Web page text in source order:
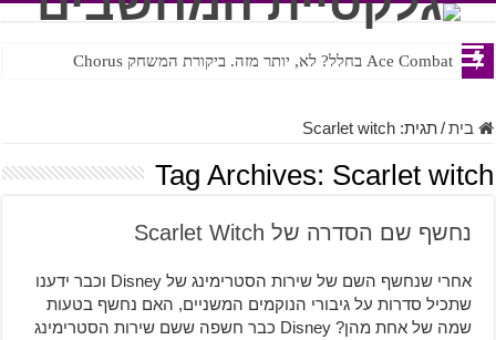
Ace Combat בחלל? לא, יותר מזה. ביקורת המשחק Chorus
Steven Universe והשירים שתורגמו בצורה נוראית לעברית
בית/תגית:Scarlet witch
Tag Archives: Scarlet witch
נחשף שם הסדרה של Scarlet Witch
אחרי שנחשף השם של שירות הסטרימינג של Disney וכבר ידענו
שתכיל סדרות על גיבורי הנוקמים המשניים, האם נחשף בטעות
שמה של אחת מהן? Disney כבר חשפה ששם שירות הסטרימינג